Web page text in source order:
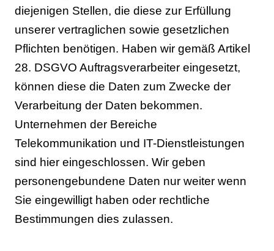
diejenigen Stellen, die diese zur Erfüllung
unserer vertraglichen sowie gesetzlichen
Pflichten benötigen. Haben wir gemäß Artikel
28. DSGVO Auftragsverarbeiter eingesetzt,
können diese die Daten zum Zwecke der
Verarbeitung der Daten bekommen.
Unternehmen der Bereiche
Telekommunikation und IT-Dienstleistungen
sind hier eingeschlossen. Wir geben
personengebundene Daten nur weiter wenn
Sie eingewilligt haben oder rechtliche
Bestimmungen dies zulassen.